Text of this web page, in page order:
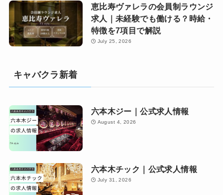
恵比寿ヴァレラの会員制ラウンジ
求人｜未経験でも働ける？時給・
特徴を7項目で解説
July 25, 2026
キャバクラ新着
六本木ジー｜公式求人情報
August 4, 2026
六本木チック｜公式求人情報
July 31, 2026